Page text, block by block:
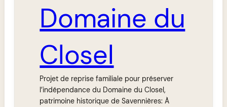
Domaine du
Closel
Projet de reprise familiale pour préserver
l’indépendance du Domaine du Closel,
patrimoine historique de Savennières: À